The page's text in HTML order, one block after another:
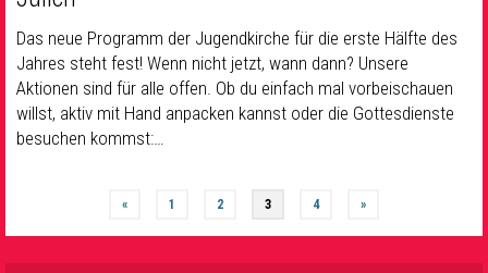
Das neue Programm der Jugendkirche für die erste Hälfte des
Jahres steht fest! Wenn nicht jetzt, wann dann? Unsere
Aktionen sind für alle offen. Ob du einfach mal vorbeischauen
willst, aktiv mit Hand anpacken kannst oder die Gottesdienste
besuchen kommst:…
« 1 2 3 4 »